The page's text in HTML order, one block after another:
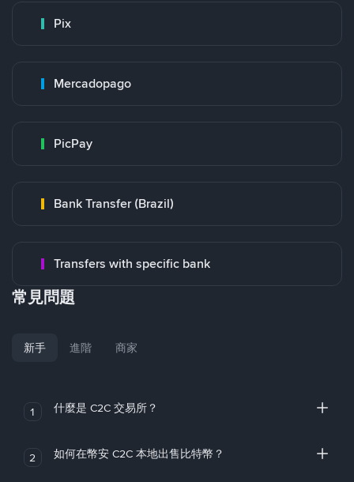
Pix
Mercadopago
PicPay
Bank Transfer (Brazil)
Transfers with specific bank
常見問題
新手 進階 商家
1 什麼是 C2C 交易所？
2 如何在幣安 C2C 本地出售比特幣？